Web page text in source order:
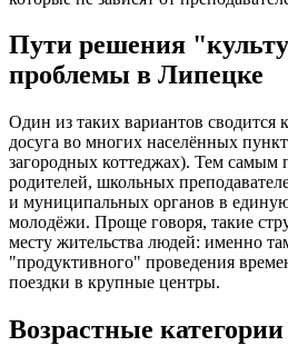
Пути решения
проблемы в Липецке
Один из таких вариантов сводится
досуга во многих населённых
загородных коттеджах). Тем самым
родителей, школьных
и муниципальных органов в
молодёжи. Проще говоря, такие
месту жительства людей: именно
"продуктивного" проведения
поездки в крупные центры.
Возрастные